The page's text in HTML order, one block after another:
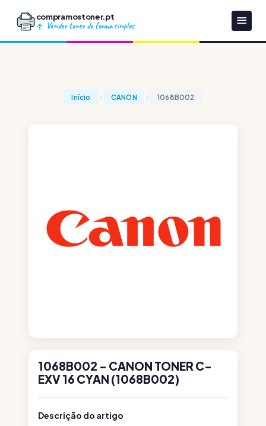
compramostoner.pt
Vender toner de forma simples
Início CANON 1068B002
1068B002 - CANON TONER C-
EXV 16 CYAN (1068B002)
Descrição do artigo